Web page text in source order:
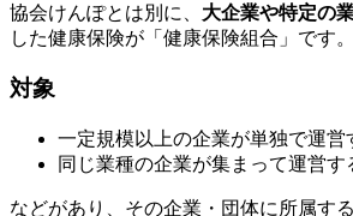
協会けんぽとは別に、 大企業や特定の
した健康保険が「健康保険組合」です。
対象
一定規模以上の企業が単独で運営
同じ業種の企業が集まって運営す
などがあり、その企業・団体に所属す